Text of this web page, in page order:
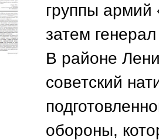
группы
затем
В районе
советский
обороны,